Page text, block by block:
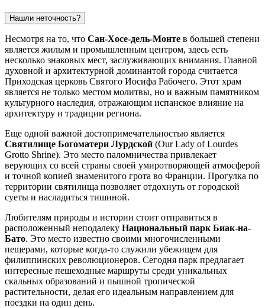
Нашли неточность?
Несмотря на то, что Сан-Хосе-дель-Монте в большей степени
является жилым и промышленным центром, здесь есть
несколько знаковых мест, заслуживающих внимания. Главной
духовной и архитектурной доминантой города считается
Приходская церковь Святого Иосифа Рабочего. Этот храм
является не только местом молитвы, но и важным памятником
культурного наследия, отражающим испанское влияние на
архитектуру и традиции региона.
Еще одной важной достопримечательностью является
Святилище Богоматери Лурдской (Our Lady of Lourdes
Grotto Shrine). Это место паломничества привлекает
верующих со всей страны своей умиротворяющей атмосферой
и точной копией знаменитого грота во Франции. Прогулка по
территории святилища позволяет отдохнуть от городской
суеты и насладиться тишиной.
Любителям природы и истории стоит отправиться в
расположенный неподалеку Национальный парк Биак-на-
Бато. Это место известно своими многочисленными
пещерами, которые когда-то служили убежищем для
филиппинских революционеров. Сегодня парк предлагает
интересные пешеходные маршруты среди уникальных
скальных образований и пышной тропической
растительности, делая его идеальным направлением для
поездки на один день.